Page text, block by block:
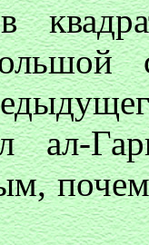
в
ал-